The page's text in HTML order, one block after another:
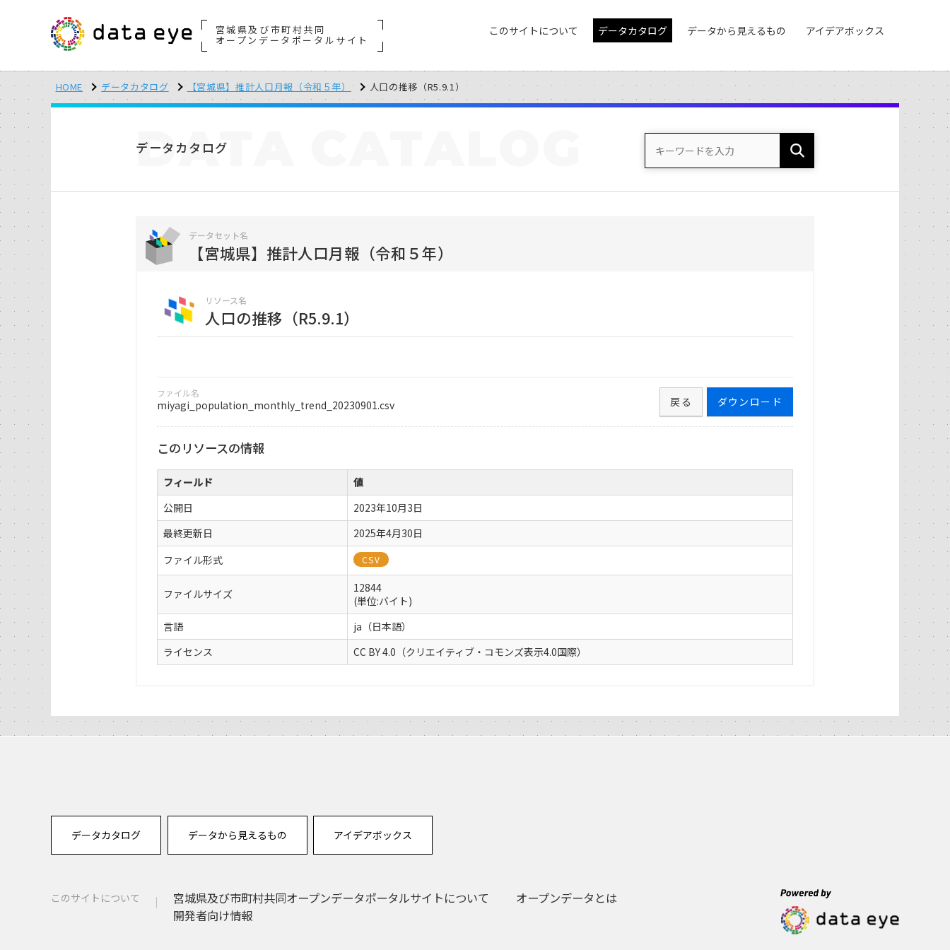
宮城県及び市町村共同
オープンデータポータルサイト
このサイトについて データカタログ データから見えるもの アイデアボックス
HOME データカタログ 【宮城県】推計人口月報（令和５年） 人口の推移（R5.9.1）
データカタログ
DATA
データセット名
【宮城県】推計人口月報（令和５年）
リソース名
人口の推移（R5.9.1）
ファイル名
miyagi_population_monthly_trend_20230901.csv ダウンロード
戻る
このリソースの情報
フィールド
値
公開日
2023年10月3日
最終更新日
2025年4月30日
ファイル形式
CSV
ファイルサイズ
12844
(単位:バイト)
言語
ja（日本語）
ライセンス
CC BY 4.0（クリエイティブ・コモンズ表示4.0国際）
データカタログ データから見えるもの アイデアボックス
このサイトについて 宮城県及び市町村共同オープンデータポータルサイトについて
オープンデータとは
開発者向け情報